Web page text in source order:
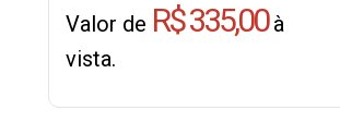
Valor de R$ 335,00à
vista.